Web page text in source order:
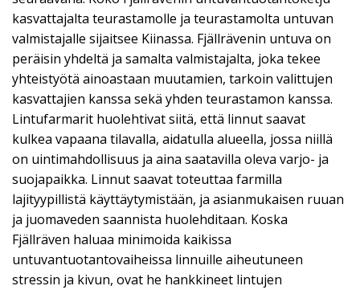
kasvattajalta teurastamolle ja teurastamolta untuvan
valmistajalle sijaitsee Kiinassa. Fjällrävenin untuva on
peräisin yhdeltä ja samalta valmistajalta, joka tekee
yhteistyötä ainoastaan muutamien, tarkoin valittujen
kasvattajien kanssa sekä yhden teurastamon kanssa.
Lintufarmarit huolehtivat siitä, että linnut saavat
kulkea vapaana tilavalla, aidatulla alueella, jossa niillä
on uintimahdollisuus ja aina saatavilla oleva varjo- ja
suojapaikka. Linnut saavat toteuttaa farmilla
lajityypillistä käyttäytymistään, ja asianmukaisen ruuan
ja juomaveden saannista huolehditaan. Koska
Fjällräven haluaa minimoida kaikissa
untuvantuotantovaiheissa linnuille aiheutuneen
stressin ja kivun, ovat he hankkineet lintujen